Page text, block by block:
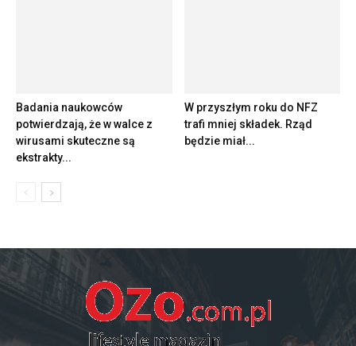
Badania naukowców
potwierdzają, że w walce z
wirusami skuteczne są
ekstrakty...
W przyszłym roku do NFZ
trafi mniej składek. Rząd
będzie miał...